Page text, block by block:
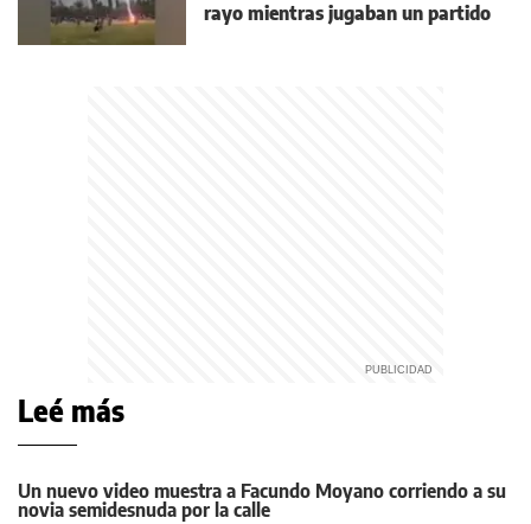
rayo mientras jugaban un partido
Leé más
Un nuevo video muestra a Facundo Moyano corriendo a su
novia semidesnuda por la calle